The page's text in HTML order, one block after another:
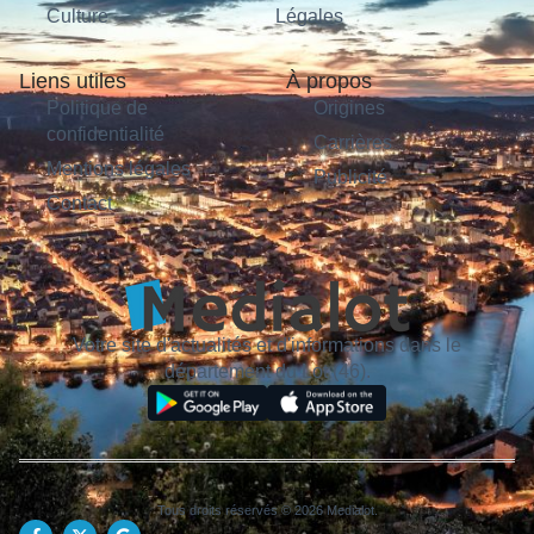
Culture Légales
Liens utiles
Politique de
confidentialité
Mentions légales
Contact
À propos
Origines
Carrières
Publicité
Votre site d'actualités et d'informations dans le
département du Lot (46).
Tous droits réservés © 2026 Medialot.